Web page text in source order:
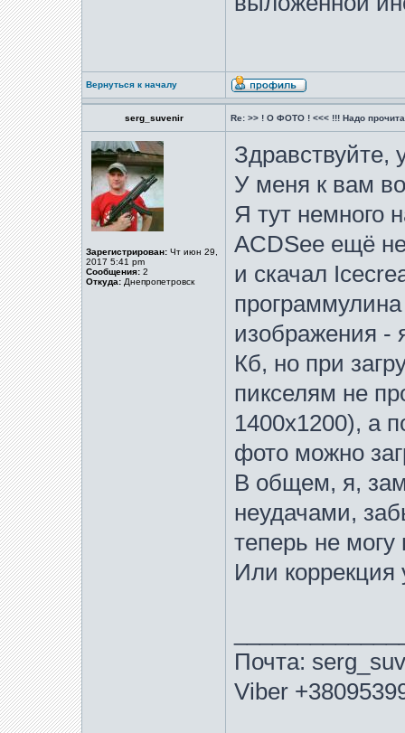
Вернуться к началу
serg_suvenir Re: >> ! О ФОТО ! <<< !!! Надо
Зарегистрирован: Чт июн 29,
2017 5:41 pm
Сообщения: 2
Откуда: Днепропетровск
Здравствуйте,
У меня к вам
Я тут немного
ACDSee ещё
и скачал
программулина
изображения -
Кб, но при
пикселям не
1400х1200), а
фото можно
В общем, я,
неудачами,
теперь не могу
Или коррекция
Почта:
Viber